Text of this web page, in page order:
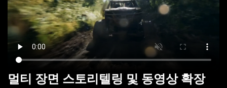
멀티 장면 스토리텔링 및 동영상 확장